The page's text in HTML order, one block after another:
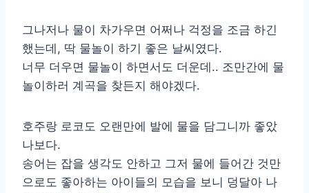
그나저나 물이 차가우면 어쩌나 걱정을 조금 하긴
했는데, 딱 물놀이 하기 좋은 날씨였다.
너무 더우면 물놀이 하면서도 더운데.. 조만간에 물
놀이하러 계곡을 찾든지 해야겠다.
호주랑 로코도 오랜만에 발에 물을 담그니까 좋았
나보다.
송어는 잡을 생각도 안하고 그저 물에 들어간 것만
으로도 좋아하는 아이들의 모습을 보니 덩달아 나